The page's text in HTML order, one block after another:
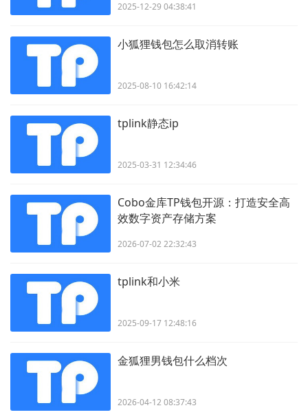
2025-12-29 04:38:41
小狐狸钱包怎么取消转账
2025-08-10 16:42:14
tplink静态ip
2025-03-31 12:34:46
Cobo金库TP钱包开源：打造安全高
效数字资产存储方案
2026-07-02 22:32:43
tplink和小米
2025-09-17 12:48:16
金狐狸男钱包什么档次
2026-04-12 08:37:43